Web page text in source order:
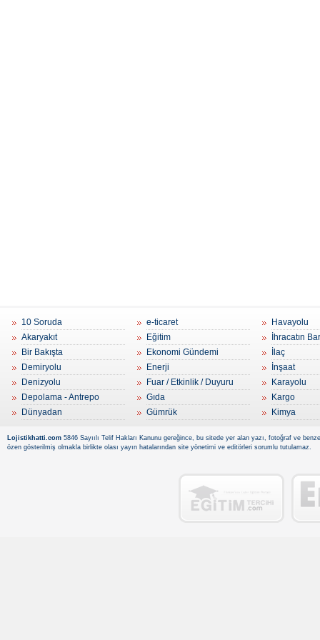
10 Soruda
Akaryakıt
Bir Bakışta
Demiryolu
Denizyolu
Depolama - Antrepo
Dünyadan
e-ticaret
Eğitim
Ekonomi Gündemi
Enerji
Fuar / Etkinlik / Duyuru
Gıda
Gümrük
Havayolu
İhracatın
İlaç
İnşaat
Karayolu
Kargo
Kimya
Lojistikhatti.com 5846 Sayıılı Telif Hakları Kanunu gereğince, bu sitede yer alan yazı, fotoğraf ve
özen gösterilmiş olmakla birlikte olası yayın hatalarından site yönetimi ve editörleri sorumlu tutulamaz.